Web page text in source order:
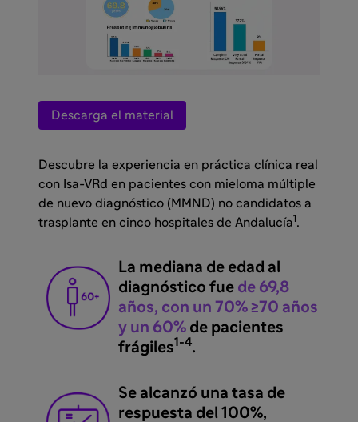
Descarga el material
Descubre la experiencia en práctica clínica real
con Isa-VRd en pacientes con mieloma múltiple
de nuevo diagnóstico (MMND) no candidatos a
trasplante en cinco hospitales de Andalucía1.
La mediana de edad al
diagnóstico fue de 69,8
años, con un 70% ≥70 años
y un 60% de pacientes
frágiles1-4.
Se alcanzó una tasa de
respuesta del 100%,